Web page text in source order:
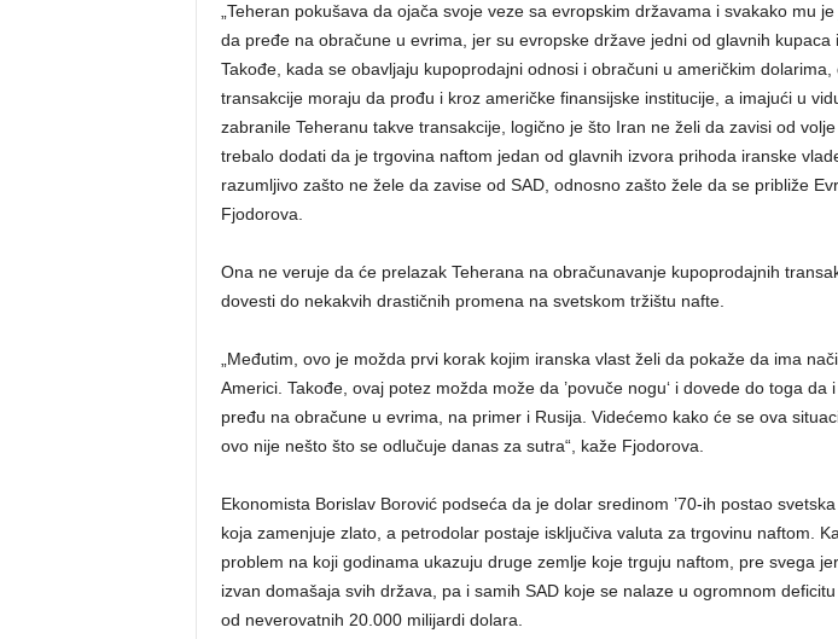
„Teheran pokušava da ojača svoje veze sa evropskim državama i svakako mu
da pređe na obračune u evrima, jer su evropske države jedni od glavnih kupaca
Takođe, kada se obavljaju kupoprodajni odnosi i obračuni u američkim dolarima,
transakcije moraju da prođu i kroz američke finansijske institucije, a imajući u
zabranile Teheranu takve transakcije, logično je što Iran ne želi da zavisi od
trebalo dodati da je trgovina naftom jedan od glavnih izvora prihoda iranske
razumljivo zašto ne žele da zavise od SAD, odnosno zašto žele da se približe
Fjodorova.
Ona ne veruje da će prelazak Teherana na obračunavanje kupoprodajnih
dovesti do nekakvih drastičnih promena na svetskom tržištu nafte.
„Međutim, ovo je možda prvi korak kojim iranska vlast želi da pokaže da ima
Americi. Takođe, ovaj potez možda može da ’povuče nogu‘ i dovede do toga da
pređu na obračune u evrima, na primer i Rusija. Videćemo kako će se ova
ovo nije nešto što se odlučuje danas za sutra“, kaže Fjodorova.
Ekonomista Borislav Borović podseća da je dolar sredinom ’70-ih postao
koja zamenjuje zlato, a petrodolar postaje isključiva valuta za trgovinu naftom.
problem na koji godinama ukazuju druge zemlje koje trguju naftom, pre svega
izvan domašaja svih država, pa i samih SAD koje se nalaze u ogromnom
od neverovatnih 20.000 milijardi dolara.